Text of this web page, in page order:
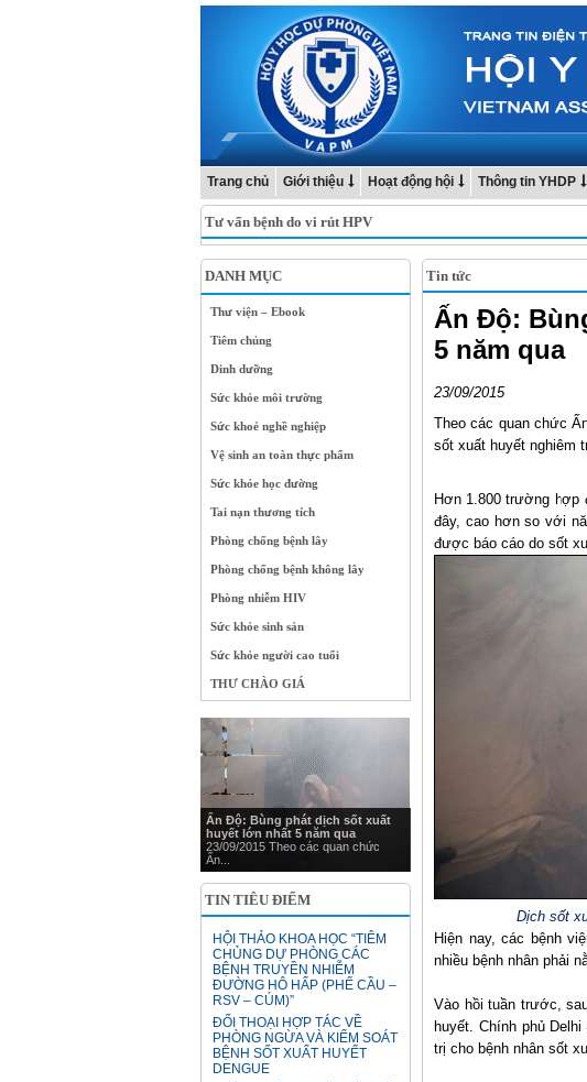
Trang chủ Giới thiệu Hoạt động hội Thông tin YHDP
Tư vấn bệnh do vi rút HPV
DANH MỤC
Thư viện – Ebook
Tiêm chủng
Dinh dưỡng
Sức khỏe môi trường
Sức khoẻ nghề nghiệp
Vệ sinh an toàn thực phẩm
Sức khỏe học đường
Tai nạn thương tích
Phòng chống bệnh lây
Phòng chống bệnh không lây
Phòng nhiễm HIV
Sức khỏe sinh sản
Sức khỏe người cao tuổi
THƯ CHÀO GIÁ
Ấn Độ: Bùng phát dịch sốt xuất
huyết lớn nhất 5 năm qua
23/09/2015 Theo các quan chức
Ấn...
TIN TIÊU ĐIỂM
HỘI THẢO KHOA HỌC “TIÊM
CHỦNG DỰ PHÒNG CÁC
BỆNH TRUYỀN NHIỄM
ĐƯỜNG HÔ HẤP (PHẾ CẦU –
RSV – CÚM)”
ĐỐI THOẠI HỢP TÁC VỀ
PHÒNG NGỪA VÀ KIỂM SOÁT
BỆNH SỐT XUẤT HUYẾT
DENGUE
Tin tức
Ấn Độ:
5 năm qua
23/09/2015
Theo các quan chức
sốt xuất huyết nghiêm
Hơn 1.800 trường hợp
đây, cao hơn so với
được báo cáo do sốt
Dịch sốt
Hiện nay, các bệnh
nhiều bệnh nhân phải
Vào hồi tuần trước,
huyết. Chính phủ
trị cho bệnh nhân sốt